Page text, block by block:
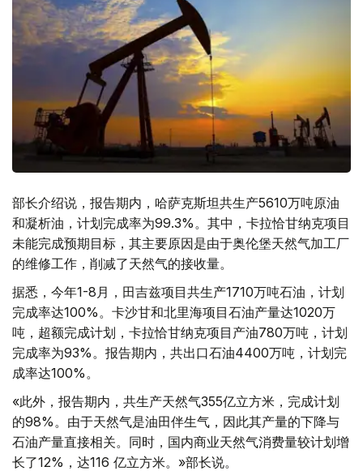
部长介绍说，报告期内，哈萨克斯坦共生产5610万吨原油
和凝析油，计划完成率为99.3%。其中，卡拉恰甘纳克项目
未能完成预期目标，其主要原因是由于奥伦堡天然气加工厂
的维修工作，削减了天然气的接收量。
据悉，今年1-8月，田吉兹项目共生产1710万吨石油，计划
完成率达100%。卡沙甘和北里海项目石油产量达1020万
吨，超额完成计划，卡拉恰甘纳克项目产油780万吨，计划
完成率为93%。报告期内，共出口石油4400万吨，计划完
成率达100%。
«此外，报告期内，共生产天然气355亿立方米，完成计划
的98%。由于天然气是油田伴生气，因此其产量的下降与
石油产量直接相关。同时，国内商业天然气消费量较计划增
长了12%，达116 亿立方米。»部长说。